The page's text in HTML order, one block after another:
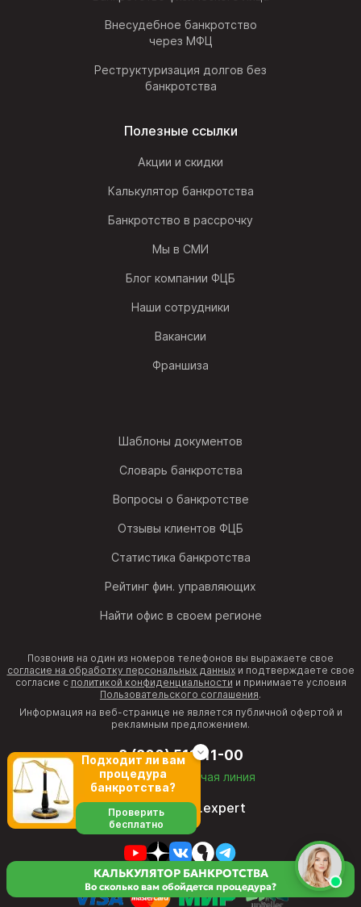
Внесудебное банкротство
через МФЦ
Реструктуризация долгов без
банкротства
Полезные ссылки
Акции и скидки
Калькулятор банкротства
Банкротство в рассрочку
Мы в СМИ
Блог компании ФЦБ
Наши сотрудники
Вакансии
Франшиза
Шаблоны документов
Словарь банкротства
Вопросы о банкротстве
Отзывы клиентов ФЦБ
Статистика банкротства
Рейтинг фин. управляющих
Найти офис в своем регионе
Позвонив на один из номеров телефонов вы выражаете свое
согласие на обработку персональных данныхи подтверждаете свое
согласие с политикой конфиденциальности и принимаете условия
Пользовательского соглашения.
Информация на веб-странице не является публичной офертой и
рекламным предложением.
8 (800) 511-11-00
бесплатная горячая линия
director@fcb.expert
КАЛЬКУЛЯТОР БАНКРОТСТВА
Во сколько вам обойдется процедура?
Подходит ли вам
процедура
банкротства?
Проверить
бесплатно